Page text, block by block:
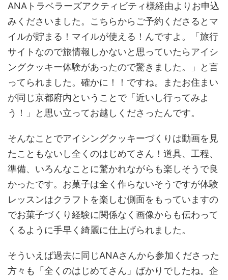
ANAトラベラーズアクティビティ様経由よりお申込
みくださいました。こちらからご予約くださるとマ
イルが貯まる！マイルが使える！んですよ。「旅行
サイトなので旅情報しかないと思っていたらアイシ
ングクッキー体験があったので驚きました。」と言
ってられました。確かに！！ですね。またお住まい
が同じ京都府内ということで「近いし行ってみよ
う！」と思い立ってお越しくださったんです。
そんなことでアイシングクッキーづくりは動画を見
たこともないし全くのはじめてさん！道具、工程、
準備、いろんなことに驚かれながらも楽しそうで良
かったです。お菓子は全く作らないそうですが体験
レッスンはクラフトを楽しむ側面をもっていますの
でお菓子づくり経験に関係なく画像からも伝わって
くるように手早く綺麗に仕上げられました。
そういえば過去に同じANAさんから参加くださった
方々も「全くのはじめてさん」ばかりでしたね。企